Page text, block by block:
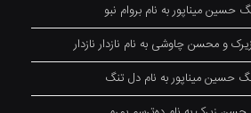
حسین میناپور به نام بروام نبو
و محسن چاوشی به نام نازدار نازدار
حسین میناپور به نام دل تنگ